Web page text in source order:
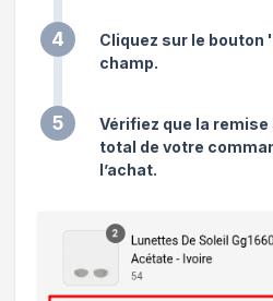
4
Cliquez sur le bouton
champ.
5
Vérifiez que la remise
total de votre
l’achat.